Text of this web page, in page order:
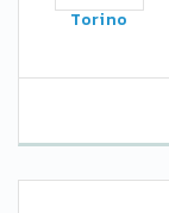
Torino